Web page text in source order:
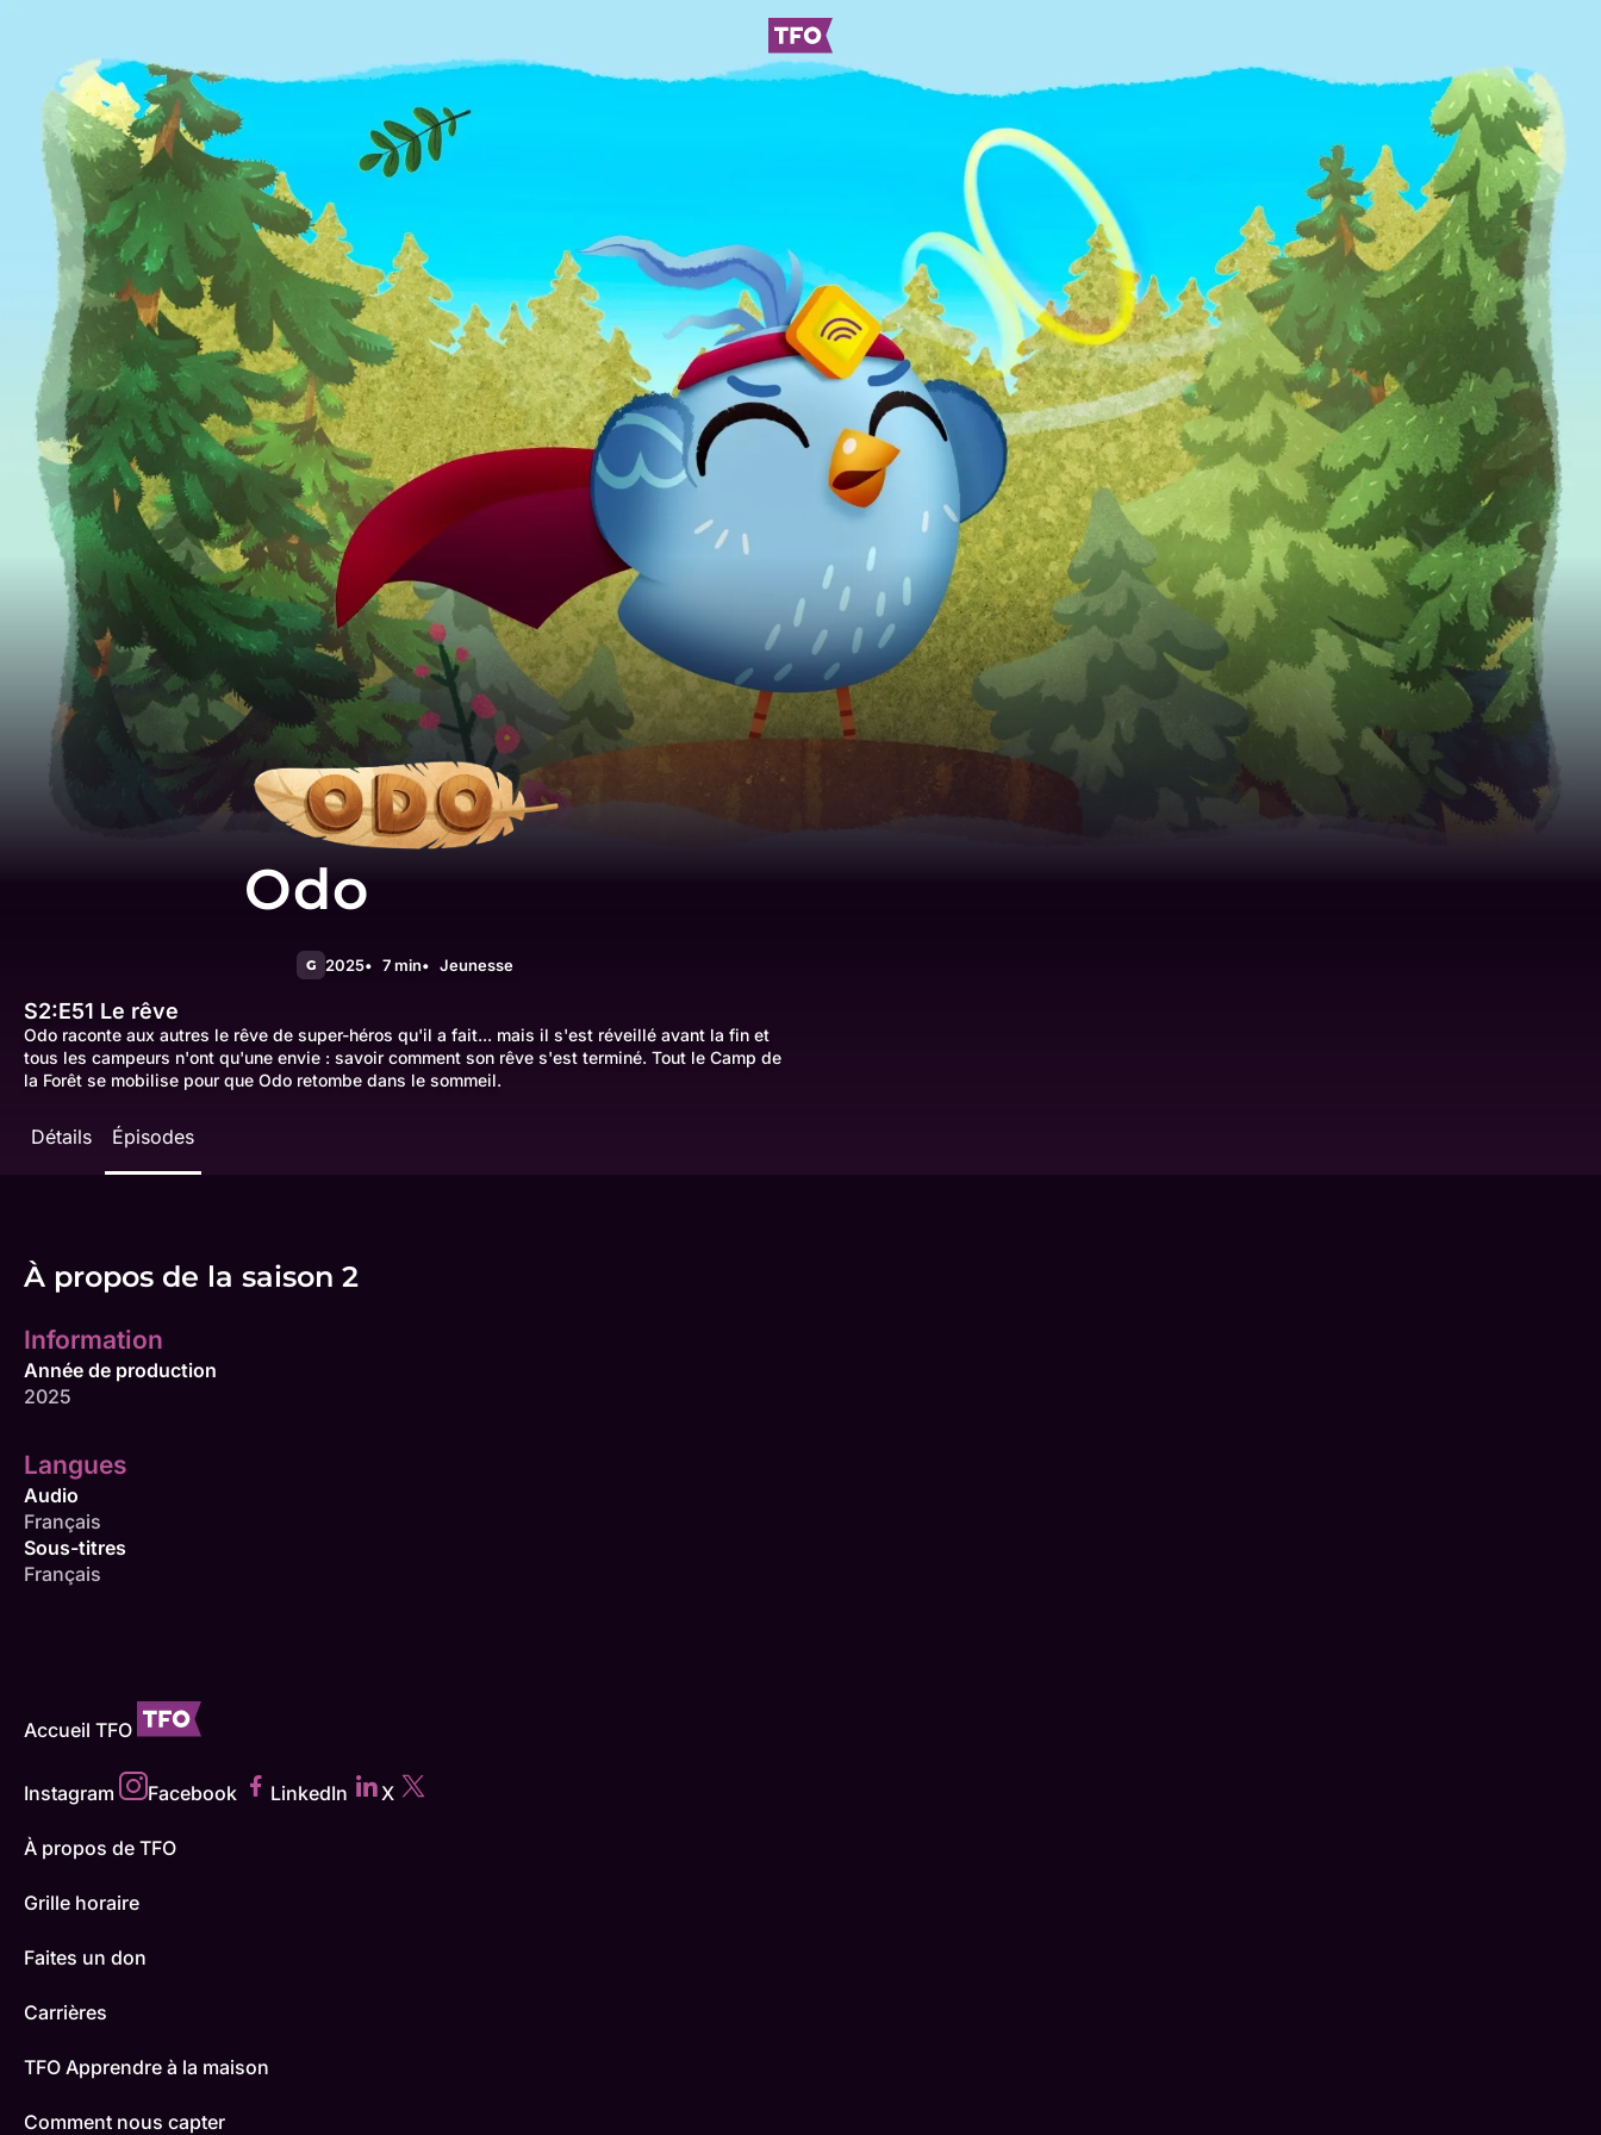
Odo
G 2025 7 min Jeunesse
S2:E51 Le rêve
Odo raconte aux autres le rêve de super-héros qu'il a fait... mais il s'est réveillé avant la fin et
tous les campeurs n'ont qu'une envie : savoir comment son rêve s'est terminé. Tout le Camp de
la Forêt se mobilise pour que Odo retombe dans le sommeil.
Détails Épisodes
À propos de la saison 2
Information
Année de production
2025
Langues
Audio
Français
Sous-titres
Français
Accueil TFO
Instagram Facebook LinkedIn X
À propos de TFO
Grille horaire
Faites un don
Carrières
TFO Apprendre à la maison
Comment nous capter